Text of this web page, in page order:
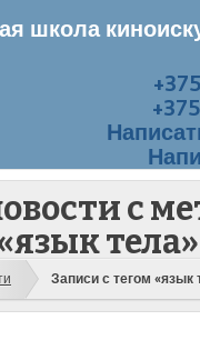
с
тела»
Записи с тегом «язык
школа